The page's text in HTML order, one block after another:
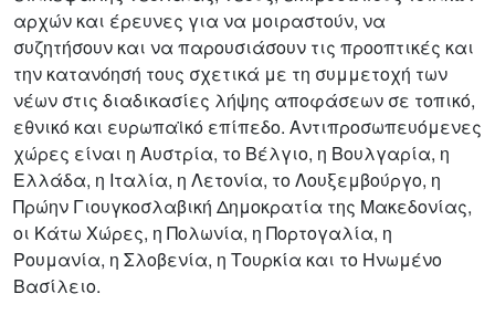
αρχών και έρευνες για να μοιραστούν, να
συζητήσουν και να παρουσιάσουν τις προοπτικές και
την κατανόησή τους σχετικά με τη συμμετοχή των
νέων στις διαδικασίες λήψης αποφάσεων σε τοπικό,
εθνικό και ευρωπαϊκό επίπεδο. Αντιπροσωπευόμενες
χώρες είναι η Αυστρία, το Βέλγιο, η Βουλγαρία, η
Ελλάδα, η Ιταλία, η Λετονία, το Λουξεμβούργο, η
Πρώην Γιουγκοσλαβική Δημοκρατία της Μακεδονίας,
οι Κάτω Χώρες, η Πολωνία, η Πορτογαλία, η
Ρουμανία, η Σλοβενία, η Τουρκία και το Ηνωμένο
Βασίλειο.